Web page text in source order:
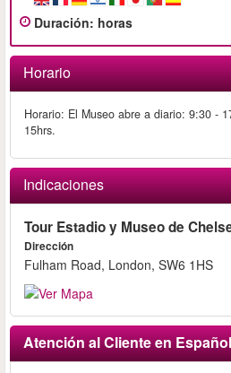
Duración: horas
Horario
Horario: El Museo abre a diario: 9:30 -
15hrs.
Indicaciones
Tour Estadio y Museo de
Dirección
Fulham Road, London, SW6 1HS
Atención al Cliente en Español